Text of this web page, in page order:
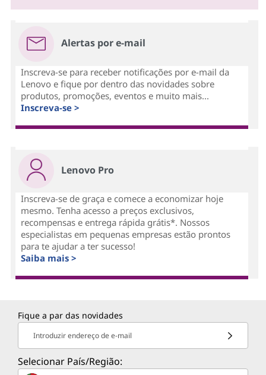
Alertas por e-mail
Inscreva-se para receber notificações por e-mail da
Lenovo e fique por dentro das novidades sobre
produtos, promoções, eventos e muito mais...
Inscreva-se >
Lenovo Pro
Inscreva-se de graça e comece a economizar hoje
mesmo. Tenha acesso a preços exclusivos,
recompensas e entrega rápida grátis*. Nossos
especialistas em pequenas empresas estão prontos
para te ajudar a ter sucesso!
Saiba mais >
Fique a par das novidades
Introduzir endereço de e-mail
Selecionar País/Região: